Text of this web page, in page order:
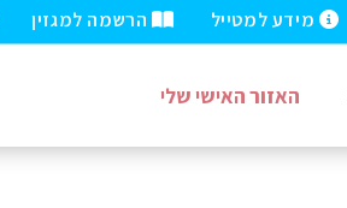
הרשמה למגזין מידע למטייל
האזור האישי שלי